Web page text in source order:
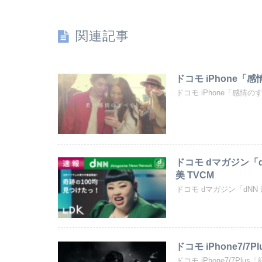
関連記事
ドコモ iPhone「感
ドコモ iPhone「感情の
ドコモ dマガジン
美 TVCM
ドコモ dマガジン「
ドコモ iPhone7/